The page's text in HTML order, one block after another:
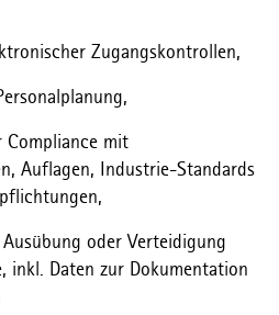
Zugangskontrollen,
Compliance mit
Auflagen, Industrie-Standards
oder Verteidigung
inkl. Daten zur Dokumentation